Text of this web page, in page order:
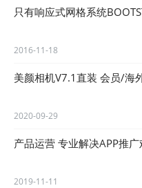
只有响应式网格系统
2016-11-18
美颜相机V7.1直装 会员/海
2020-09-29
产品运营 专业解决APP推广
2019-11-11